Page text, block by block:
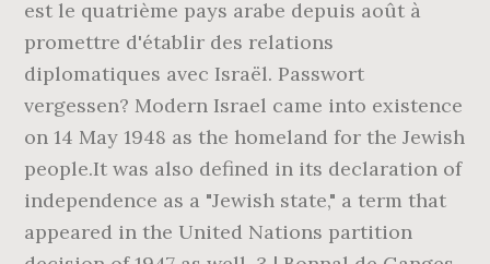
est le quatrième pays arabe depuis août à
promettre d'établir des relations
diplomatiques avec Israël. Passwort
vergessen? Modern Israel came into existence
on 14 May 1948 as the homeland for the Jewish
people.It was also defined in its declaration of
independence as a "Jewish state," a term that
appeared in the United Nations partition